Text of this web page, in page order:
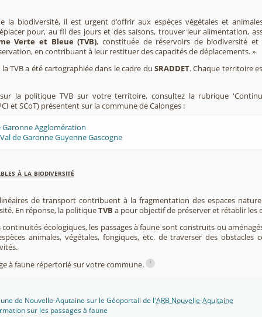
la biodiversité, il est urgent d’offrir aux espèces végétales et
pour, au fil des jours et des saisons, trouver leur alimentation,
Verte et Bleue (TVB), constituée de réservoirs de biodiversité
en contribuant à leur restituer des capacités de déplacements. »
TVB a été cartographiée dans le cadre du SRADDET. Chaque territoire
la politique TVB sur votre territoire, consultez la rubrique
et SCoT) présentent sur la commune de Calonges :
Garonne Agglomération
de Garonne Guyenne Gascogne
à la biodiversité
de transport contribuent à la fragmentation des espaces
En réponse, la politiqueTVB a pour objectif de préserver et rétablir les
écologiques, les passages à faune sont construits ou
animales, végétales, fongiques, etc. de traverser des
à faune répertorié sur votre commune.
i
de Nouvelle-Aqutaine sur le Géoportail de l'ARB Nouvelle-Aquitaine
sur les passages à faune